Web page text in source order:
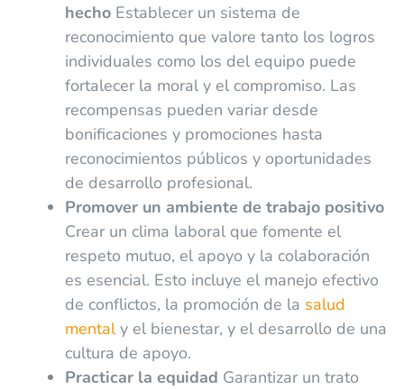
hechoEstablecer un sistema de
reconocimiento que valore tanto los logros
individuales como los del equipo puede
fortalecer la moral y el compromiso. Las
recompensas pueden variar desde
bonificaciones y promociones hasta
reconocimientos públicos y oportunidades
de desarrollo profesional.
Promover un ambiente de trabajo positivo
Crear un clima laboral que fomente el
respeto mutuo, el apoyo y la colaboración
es esencial. Esto incluye el manejo efectivo
de conflictos, la promoción de la salud
mentaly el bienestar, y el desarrollo de una
cultura de apoyo.
Practicar la equidad Garantizar un trato